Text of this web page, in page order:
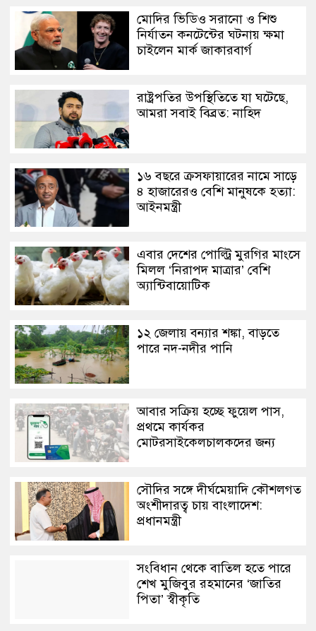
মোদির ভিডিও সরানো ও শিশু
নির্যাতন কনটেন্টের ঘটনায় ক্ষমা
চাইলেন মার্ক জাকারবার্গ
রাষ্ট্রপতির উপস্থিতিতে যা ঘটেছে,
আমরা সবাই বিব্রত: নাহিদ
১৬ বছরে ক্রসফায়ারের নামে সাড়ে
৪ হাজারেরও বেশি মানুষকে হত্যা:
আইনমন্ত্রী
এবার দেশের পোল্ট্রি মুরগির মাংসে
মিলল ‘নিরাপদ মাত্রার’ বেশি
অ্যান্টিবায়োটিক
১২ জেলায় বন্যার শঙ্কা, বাড়তে
পারে নদ-নদীর পানি
আবার সক্রিয় হচ্ছে ফুয়েল পাস,
প্রথমে কার্যকর
মোটরসাইকেলচালকদের জন্য
সৌদির সঙ্গে দীর্ঘমেয়াদি কৌশলগত
অংশীদারত্ব চায় বাংলাদেশ:
প্রধানমন্ত্রী
সংবিধান থেকে বাতিল হতে পারে
শেখ মুজিবুর রহমানের ‘জাতির
পিতা’ স্বীকৃতি